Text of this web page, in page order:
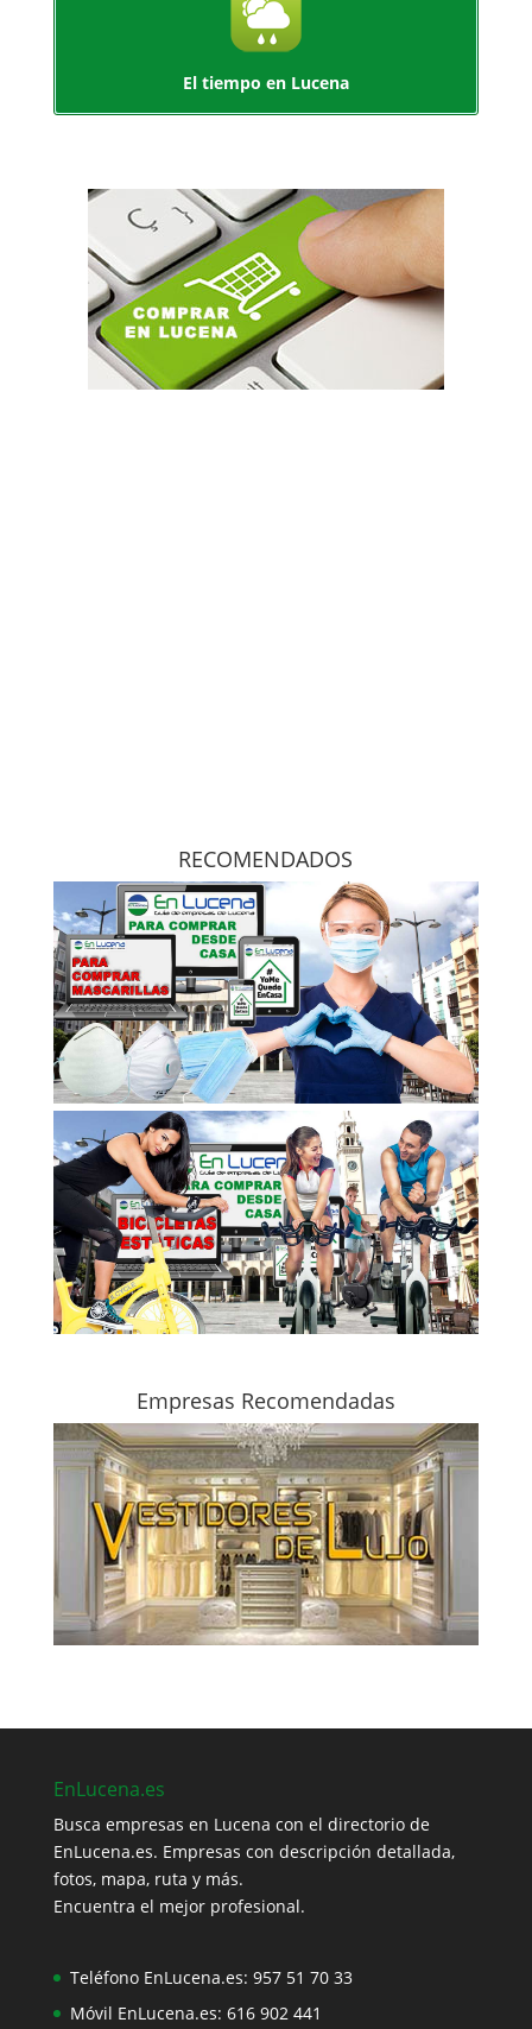
El tiempo en Lucena
RECOMENDADOS
Empresas Recomendadas
EnLucena.es
Busca empresas en Lucena con el directorio de
EnLucena.es. Empresas con descripción detallada,
fotos, mapa, ruta y más.
Encuentra el mejor profesional.
Teléfono EnLucena.es: 957 51 70 33
Móvil EnLucena.es: 616 902 441